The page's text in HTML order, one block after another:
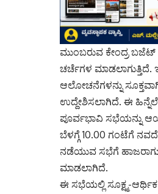
ಮುಂಬರುವ ಕೇಂದ್ರ
ಚರ್ಚೆಗಳ ಮಾಡಲಾಗುತ್ತಿದೆ.
ಆಲೋಚನೆಗಳನ್ನು
ಉದ್ದೇಶಿಸಲಾಗಿದೆ. ಈ
ಪೂರ್ವಭಾವಿ ಸಭೆಯನ್ನು
ಬೆಳಗ್ಗೆ 10.00 ಗಂಟೆಗೆ
ನಡೆಯುವ ಸಭೆಗೆ
ಮಾಡಲಾಗಿದೆ.
ಈ ಸಭೆಯಲ್ಲಿ ಸೂಕ್ಷ್ಮ-